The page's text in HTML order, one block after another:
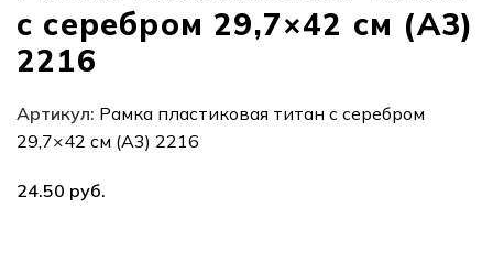
с серебром 29,7×42 см (А3)
2216
Артикул: Рамка пластиковая титан с серебром
29,7×42 см (А3) 2216
руб.